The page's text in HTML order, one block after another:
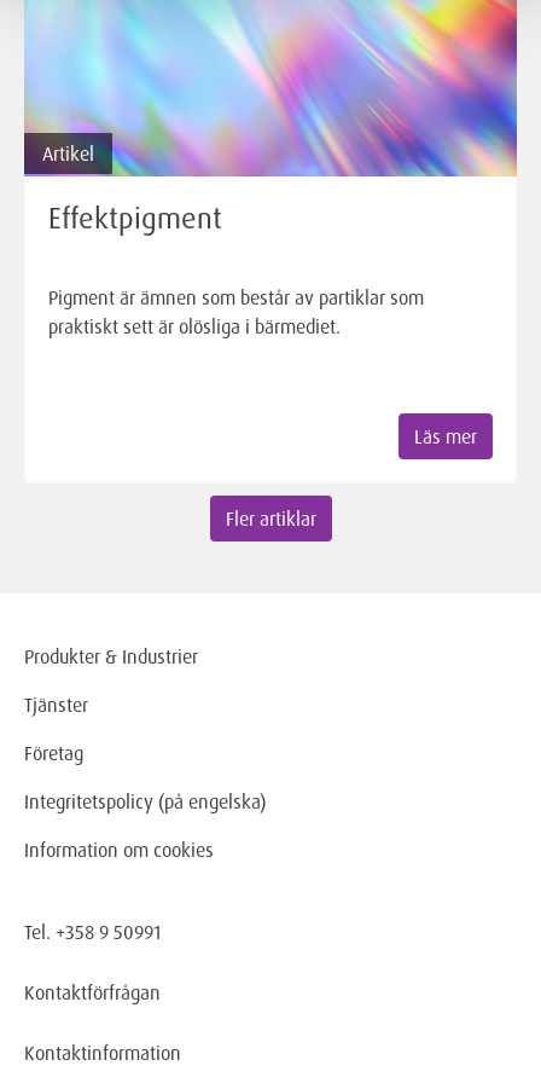
Artikel
Effektpigment
Pigment är ämnen som består av partiklar som
praktiskt sett är olösliga i bärmediet.
Läs mer
Fler artiklar
Produkter & Industrier
Tjänster
Företag
Integritetspolicy (på engelska)
Information om cookies
Tel. +358 9 50991
Kontaktförfrågan
Kontaktinformation